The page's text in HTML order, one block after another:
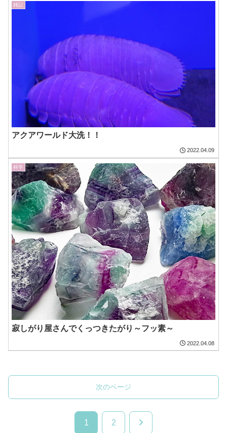
雑記
アクアワールド大洗！！
2022.04.09
科学
寂しがり屋さんでくっつきたがり～フッ素～
2022.04.08
次のページ
1 2 次